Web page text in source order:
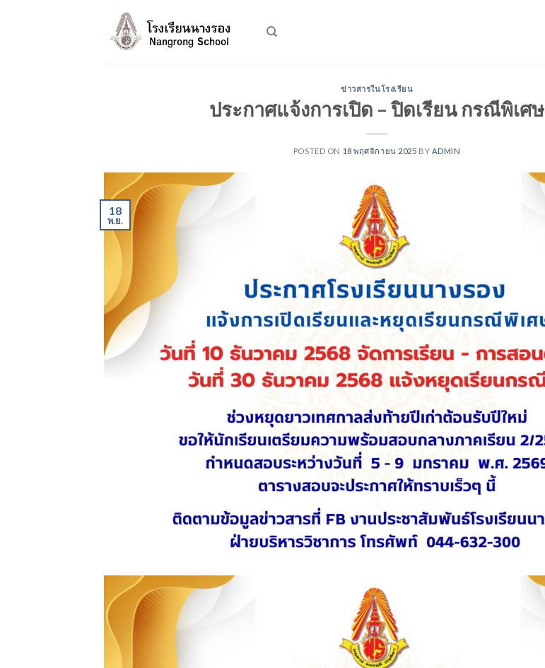
ข่าวสารในโรงเรียน
ประกาศแจ้งการเปิด – ปิดเรียน กรณีพิเศษ
POSTED ON 18 พฤศจิกายน 2025 BY ADMIN
18
พ.ย.